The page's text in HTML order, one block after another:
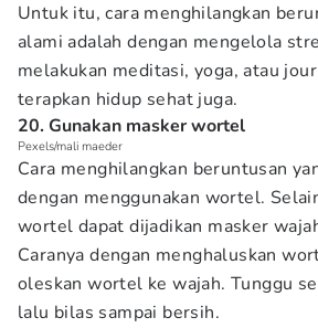
Untuk itu, cara menghilangkan
alami adalah dengan mengelola
melakukan meditasi, yoga, atau
terapkan hidup sehat juga.
20. Gunakan masker wortel
Pexels/mali maeder
Cara menghilangkan beruntusan
dengan menggunakan wortel.
wortel dapat dijadikan masker
Caranya dengan menghaluskan
oleskan wortel ke wajah. Tunggu
lalu bilas sampai bersih.